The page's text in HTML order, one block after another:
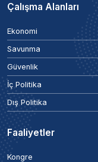
Çalışma Alanları
Ekonomi
Savunma
Güvenlik
İç Politika
Dış Politika
Faaliyetler
Kongre